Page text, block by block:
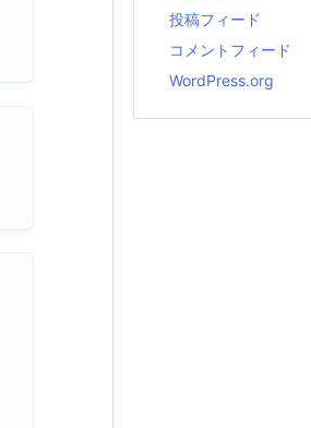
投稿フィード
コメントフィード
WordPress.org